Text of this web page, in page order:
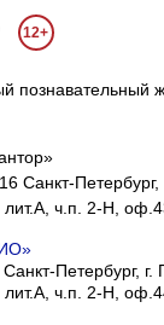
12+
познавательный
Санкт-
лит.А, ч.п. 2-Н,
Петербург, г.
лит.А, ч.п. 2-Н,